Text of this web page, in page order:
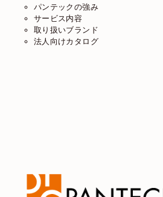
パンテックの強み
サービス内容
取り扱いブランド
法人向けカタログ